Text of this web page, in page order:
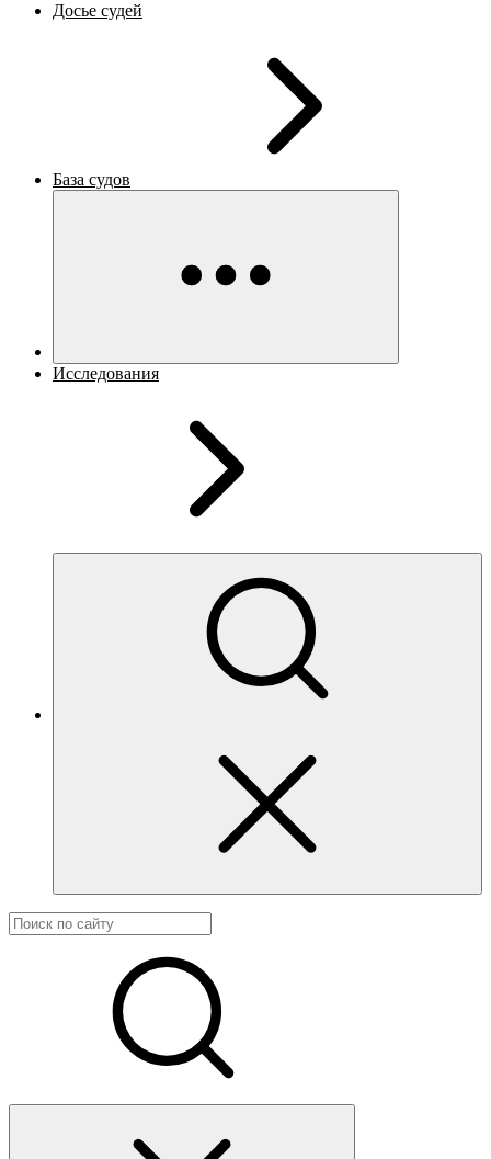
Досье судей
База судов
Исследования